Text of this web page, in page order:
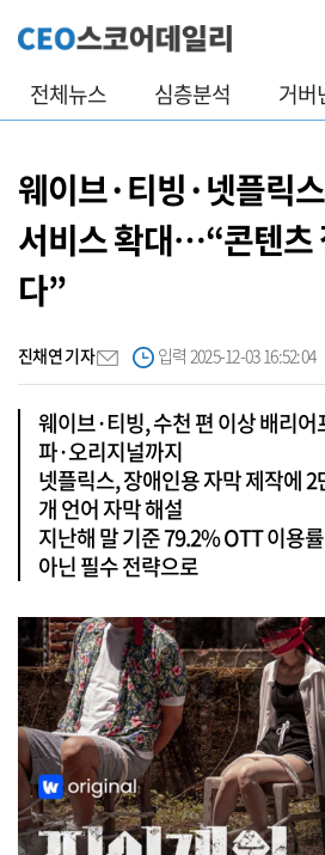
전체뉴스 심층분석 거버
웨이브·티빙·넷플릭
서비스 확대…“콘텐츠
다”
진채연 기자 입력 2025-12-03 16:52:04
웨이브·티빙, 수천 편 이상 배리
파·오리지널까지
넷플릭스, 장애인용 자막 제작에
개 언어 자막 해설
지난해 말 기준 79.2% OTT 이용
아닌 필수 전략으로